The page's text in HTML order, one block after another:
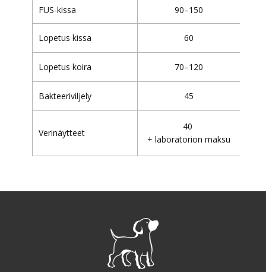
FUS-kissa 90–150
Lopetus kissa 60
Lopetus koira 70–120
Bakteeriviljely 45
Verinäytteet
40
+ ​laboratorion maksu